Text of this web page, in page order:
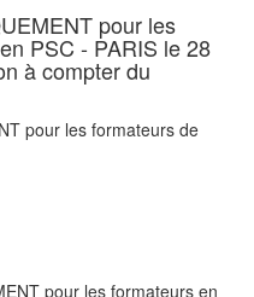
pour les
PSC - PARIS le 28
à compter du
pour les formateurs de